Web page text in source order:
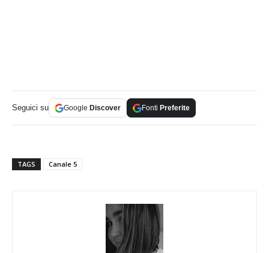
Seguici su Google Discover Fonti Preferite
TAGS Canale 5